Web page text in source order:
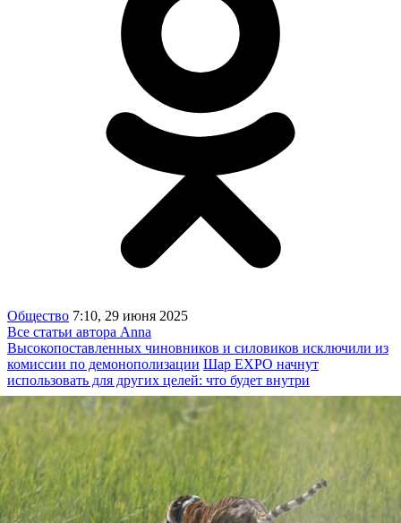
Общество 7:10, 29 июня 2025
Все статьи автора Anna
Высокопоставленных чиновников и силовиков исключили из
комиссии по демонополизации Шар EXPO начнут
использовать для других целей: что будет внутри